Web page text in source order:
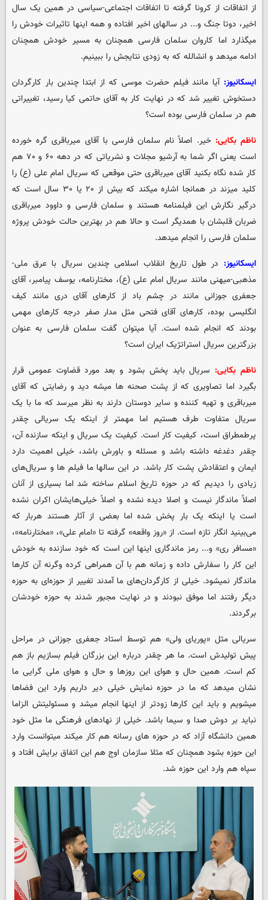
از اتفاقات از کرونا گرفته تا اتفاقات اجتماعی-سیاسی در همین یک سال
اخیر، دوتا جنگ و... در سالهای اخیر افتاده و همه اینها تاثیرات خودش را
میگذارد اما کاروان سلمان فارسی همچنان به مسیر خودش همچنان
ادامه میدهد و انشالله که به زودی نتایجش را ببینیم.
ایسکانیوز: آیا مانند فیلم حضرت موسی که از ابتدا چندین بار کارگردان
دستخوش تغییر شد که در نهایت کار به آقای حاتمی کیا رسید، تغییراتی
هم در سلمان فارسی بوده است؟
ناظم بکایی: خیر. اصلاً نام سلمان فارسی با آقای میرباقری گره خورده
است یعنی اگر شما به آرشیو مجلات و نشریاتی که در دهه ۶۰ و ۷۰ هم
کار شده نگاه بکنید آقای میرباقری حتی موقعی که سریال امام علی (ع) را
کلید میزند در همانجا اشاره میکند که بیش از ۲۰ یا ۳۰ سال است که
درگیر نگارش این فیلمنامه هستند و سلمان فارسی و داوود میرباقری
ضربان قلبشان با همدیگر است و حالا هم در بهترین حالت خودش پروژه
سلمان فارسی را انجام میدهد.
ایسکانیوز: در طول تاریخ انقلاب اسلامی چندین سریال با عرق ملی-
مذهبی-میهنی مانند سریال امام علی (ع)، مختارنامه، یوسف پیامبر، آقای
جعفری جوزانی مانند در چشم باد از کارهای آقای دری مانند کیف
انگلیسی بوده، کارهای آقای فتحی مثل مدار صفر درجه کارهای مهمی
بودند که انجام شده است. آیا میتوان گفت سلمان فارسی به عنوان
بزرگترین سریال استراتژیک ایران است؟
ناظم بکایی: سریال باید پخش بشود و بعد مورد قضاوت عمومی قرار
بگیرد اما تصاویری که از پشت صحنه ها میشه دید و رضایتی که آقای
میرباقری و تهیه کننده و سایر دوستان دارند به نظر میرسد که ما با یک
سریال متفاوت طرف هستیم اما مهمتر از اینکه یک سریالی چقدر
پرطمطراق است، کیفیت کار است. کیفیت یک سریال و اینکه سازنده آن،
چقدر دغدغه داشته باشد و مسئله‌ و باورش باشد، خیلی اهمیت دارد
ایمان و اعتقادش پشت کار باشد. در این سالها ما فیلم ها و سریال‌های
زیادی را دیدیم که در حوزه تاریخ اسلام ساخته شد اما بسیاری از آنان
اصلاً ماندگار نیست و اصلا دیده نشده و اصلاً خیلی‌هایشان اکران نشده
است یا اینکه یک بار پخش شده اما بعضی از آثار هستند هربار که
می‌بینید انگار تازه است. از «روز واقعه» گرفته تا «امام علی»، «مختارنامه»،
«مسافر ری» و... رمز ماندگاری اینها این است که خود سازنده به خودش
این کار را سفارش داده و زمانه هم با آن همراهی کرده وگرنه آن کارها
ماندگار نمیشود. خیلی از کارگردان‌های ما آمدند تغییر از حوزه‌ای به حوزه
دیگر رفتند اما موفق نبودند و در نهایت مجبور شدند به حوزه خودشان
برگردند.
سریالی مثل «پوریای ولی» هم توسط استاد جعفری جوزانی در مراحل
پیش تولیدش است. ما هر چقدر درباره این بزرگان فیلم بسازیم باز هم
کم است. همین حال و هوای این روزها و حال و هوای ملی گرایی ما
نشان میدهد که ما در حوزه نمایش خیلی دیر داریم وارد این فضاها
میشویم و باید این کارها زودتر از اینها انجام میشد و مسئولیتش الزاما
نباید بر دوش صدا و سیما باشد. خیلی از نهادهای فرهنگی ما مثل خود
همین دانشگاه آزاد که در حوزه های رسانه هم کار میکند میتوانست وارد
این حوزه بشود همچنان که مثلا سازمان اوج هم این اتفاق برایش افتاد و
سپاه هم وارد این حوزه شد.